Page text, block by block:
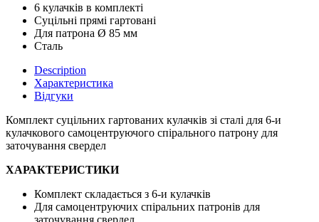
6 кулачків в комплекті
Суцільні прямі гартовані
Для патрона Ø 85 мм
Сталь
Description
Характеристика
Відгуки
Комплект суцільних гартованих кулачків зі сталі для 6-и
кулачкового самоцентруючого спірального патрону для
заточування свердел
ХАРАКТЕРИСТИКИ
Комплект складається з 6-и кулачків
Для самоцентруючих спіральних патронів для
заточування свердел